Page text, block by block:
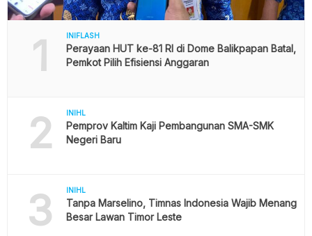
1 INIFLASH
Perayaan HUT ke-81 RI di Dome Balikpapan Batal,
Pemkot Pilih Efisiensi Anggaran
2 INIHL
Pemprov Kaltim Kaji Pembangunan SMA-SMK
Negeri Baru
3 INIHL
Tanpa Marselino, Timnas Indonesia Wajib Menang
Besar Lawan Timor Leste